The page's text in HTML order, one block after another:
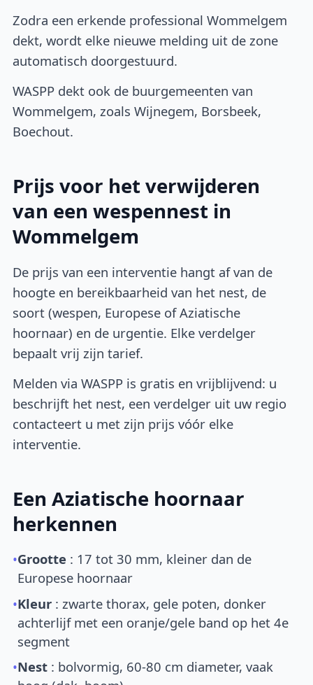
Zodra een erkende professional Wommelgem
dekt, wordt elke nieuwe melding uit de zone
automatisch doorgestuurd.
WASPP dekt ook de buurgemeenten van
Wommelgem, zoals Wijnegem, Borsbeek,
Boechout.
Prijs voor het verwijderen
van een wespennest in
Wommelgem
De prijs van een interventie hangt af van de
hoogte en bereikbaarheid van het nest, de
soort (wespen, Europese of Aziatische
hoornaar) en de urgentie. Elke verdelger
bepaalt vrij zijn tarief.
Melden via WASPP is gratis en vrijblijvend: u
beschrijft het nest, een verdelger uit uw regio
contacteert u met zijn prijs vóór elke
interventie.
Een Aziatische hoornaar
herkennen
•Grootte : 17 tot 30 mm, kleiner dan de
Europese hoornaar
•Kleur : zwarte thorax, gele poten, donker
achterlijf met een oranje/gele band op het 4e
segment
•Nest : bolvormig, 60-80 cm diameter, vaak